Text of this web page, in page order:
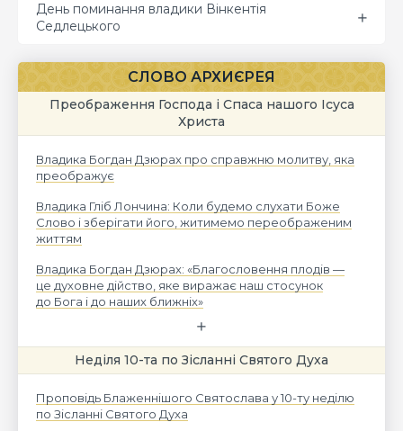
День поминання владики Вінкентія
Седлецького
СЛОВО АРХИЄРЕЯ
Преображення Господа і Спаса нашого Ісуса
Христа
Владика Богдан Дзюрах про справжню молитву, яка
преображує
Владика Гліб Лончина: Коли будемо слухати Боже
Слово і зберігати його, житимемо переображеним
життям
Владика Богдан Дзюрах: «Благословення плодів —
це духовне дійство, яке виражає наш стосунок
до Бога і до наших ближніх»
Неділя 10-та по Зісланні Святого Духа
Проповідь Блаженнішого Святослава у 10-ту неділю
по Зісланні Святого Духа